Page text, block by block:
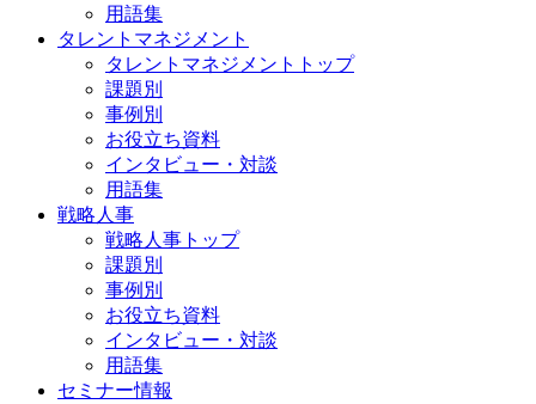
用語集
タレントマネジメント
タレントマネジメントトップ
課題別
事例別
お役立ち資料
インタビュー・対談
用語集
戦略人事
戦略人事トップ
課題別
事例別
お役立ち資料
インタビュー・対談
用語集
セミナー情報